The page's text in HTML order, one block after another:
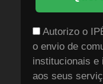
Autorizo o
o envio de
institucionais e
aos seus